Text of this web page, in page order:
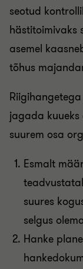
seotud
hästitoimivaks
asemel
tõhus
jagada kuueks
suurem osa
Esmalt
suures
selgus
Hanke